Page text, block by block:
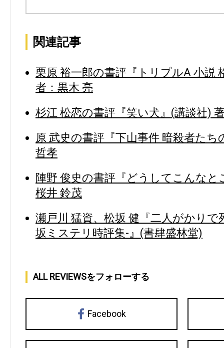
関連記事
栗原 裕一郎の書評『トリプルA 小説
者：黒木 亮
杉江 松恋の書評『笑い犬』(講談社)
原 武史の書評『下山事件 暗殺者たち
哲孝
陣野 俊史の書評『どうしてこんなと
桜井 鈴茂
瀬戸川 猛資、松坂 健『二人がかり
坂ミステリ時評集-』(書肆盛林堂)
ALL REVIEWSをフォローする
Facebook